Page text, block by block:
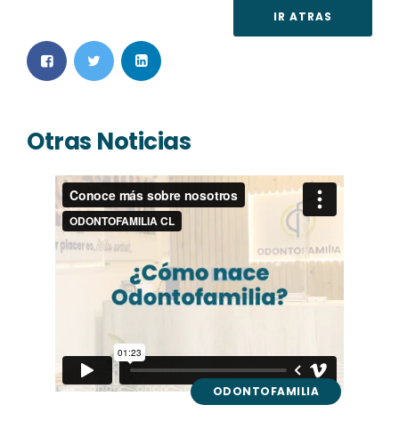
IR ATRAS
Otras Noticias
ODONTOFAMILIA